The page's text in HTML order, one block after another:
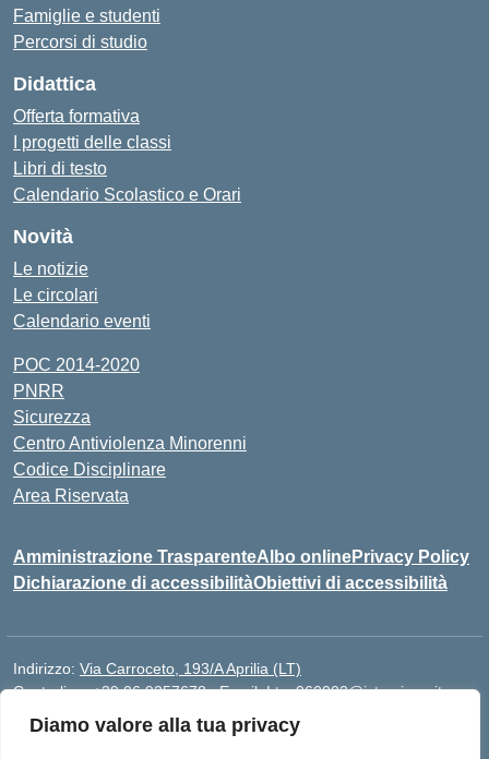
Diamo valore alla tua privacy
Famiglie e studenti
Percorsi di studio
Didattica
Offerta formativa
I progetti delle classi
Libri di testo
Calendario Scolastico e Orari
Novità
Le notizie
Le circolari
Calendario eventi
POC 2014-2020
PNRR
Sicurezza
Centro Antiviolenza Minorenni
Codice Disciplinare
Area Riservata
Amministrazione TrasparenteAlbo onlinePrivacy Policy
Dichiarazione di accessibilitàObiettivi di accessibilità
Indirizzo: Via Carroceto, 193/A Aprilia (LT)
Centralino:+39 06 9257678 Email:Ltps060002@istruzione.it
Posta elettronica certificata (PEC):Ltps060002@pec.istruzione.it